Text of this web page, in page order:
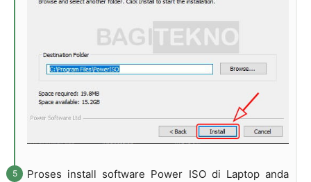
Proses install software Power ISO di Laptop anda